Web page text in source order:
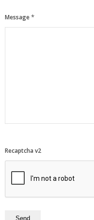
Message*
Recaptcha v2